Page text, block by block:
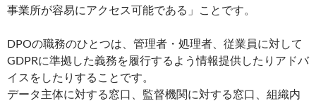
事業所が容易にアクセス可能である」ことです。
DPOの職務のひとつは、管理者・処理者、従業員に対して
GDPRに準拠した義務を履行するよう情報提供したりアドバ
イスをしたりすることです。
データ主体に対する窓口、監督機関に対する窓口、組織内